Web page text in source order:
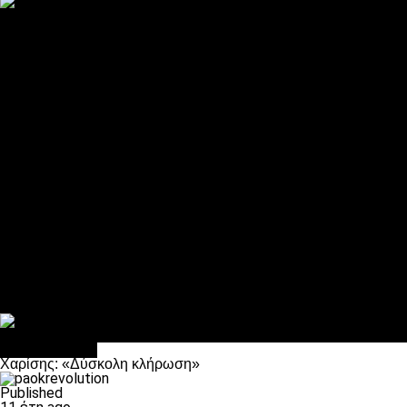
Χαρίσης: «Δύσκολη κλήρωση»
Published